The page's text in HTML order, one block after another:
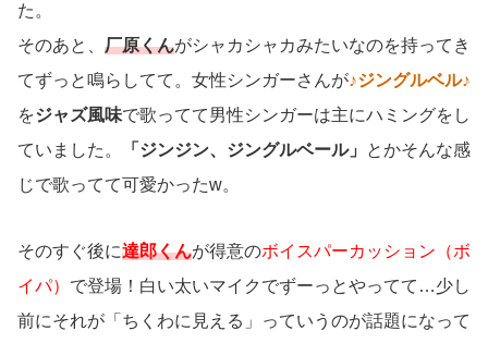
た。
そのあと、 厂原くんがシャカシャカみたいなのを持ってき
てずっと鳴らしてて。女性シンガーさんが♪ジングルベル♪
をジャズ風味で歌ってて男性シンガーは主にハミングをし
ていました。
「ジンジン、ジングルベール」
とかそんな感
じで歌ってて可愛かったw。
そのすぐ後に達郎くんが得意のボイスパーカッション（ボ
イパ） で登場！白い太いマイクでずーっとやってて…少し
前にそれが「ちくわに見える」っていうのが話題になって